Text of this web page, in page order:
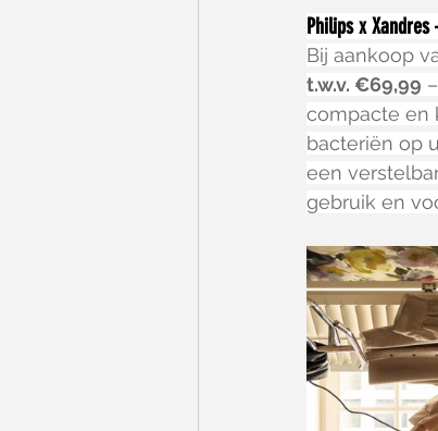
Philips x
Bij aankoop
t.w.v. €69,99
compacte en
bacteriën op
een
gebruik en